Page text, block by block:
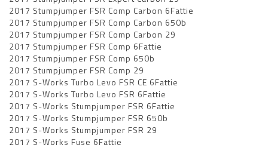
2017 Stumpjumper FSR Comp Carbon 6Fattie
2017 Stumpjumper FSR Comp Carbon 650b
2017 Stumpjumper FSR Comp Carbon 29
2017 Stumpjumper FSR Comp 6Fattie
2017 Stumpjumper FSR Comp 650b
2017 Stumpjumper FSR Comp 29
2017 S-Works Turbo Levo FSR CE 6Fattie
2017 S-Works Turbo Levo FSR 6Fattie
2017 S-Works Stumpjumper FSR 6Fattie
2017 S-Works Stumpjumper FSR 650b
2017 S-Works Stumpjumper FSR 29
2017 S-Works Fuse 6Fattie